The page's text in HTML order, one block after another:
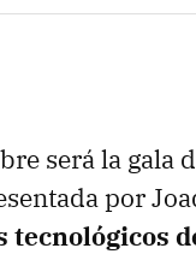
será la gala
por
tecnológicos